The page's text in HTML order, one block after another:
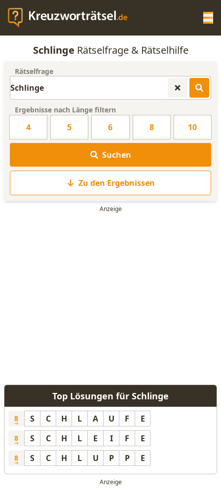
KREUZWORTRÄTSEL-HILFE
WORTLISTE
Schlinge Rätselfrage & Rätselhilfe
Rätselfrage
Ergebnisse nach Länge filtern
4 5 6 8 10
Suchen
Zu den Ergebnissen
Top Lösungen für Schlinge
8 S C H L A U F E
8 S C H L E I F E
8 S C H L U P P E